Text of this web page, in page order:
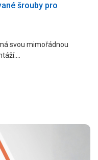
šrouby pro
svou mimořádnou